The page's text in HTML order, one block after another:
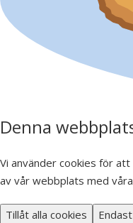
Denna
Vi använder cookies för
av vår webbplats med
Tillåt alla cookies